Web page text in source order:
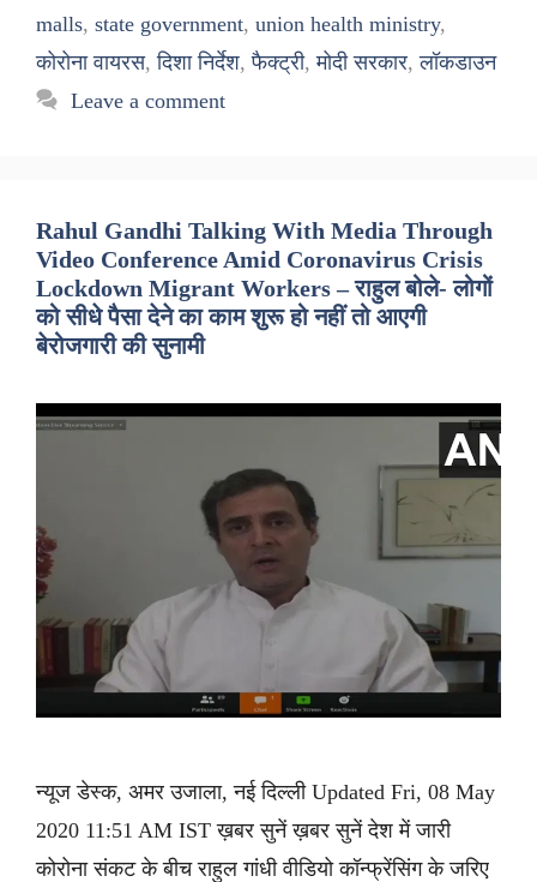
malls, state government, union health ministry,
कोरोना वायरस,दिशा निर्देश,फैक्ट्री,मोदी सरकार,लॉकडाउन
Leave a comment
Rahul Gandhi Talking With Media Through
Video Conference Amid Coronavirus Crisis
Lockdown Migrant Workers – राहुल बोले- लोगों
को सीधे पैसा देने का काम शुरू हो नहीं तो आएगी
बेरोजगारी की सुनामी
न्यूज डेस्क, अमर उजाला, नई दिल्ली Updated Fri, 08 May
2020 11:51 AM IST ख़बर सुनें ख़बर सुनें देश में जारी
कोरोना संकट के बीच राहुल गांधी वीडियो कॉन्फ्रेंसिंग के जरिए